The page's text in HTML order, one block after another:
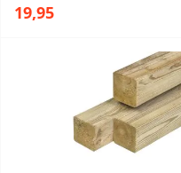
19,95